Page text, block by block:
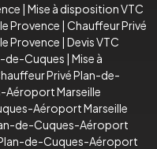
| Mise à disposition VTC
Provence | Chauffeur Privé
Provence | Devis VTC
de-Cuques | Mise à
Privé Plan-de-
Aéroport Marseille
Aéroport Marseille
de-Cuques-Aéroport
de-Cuques-Aéroport